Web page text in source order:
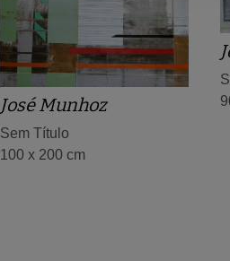
José Munhoz
Sem Título
100 x 200 cm